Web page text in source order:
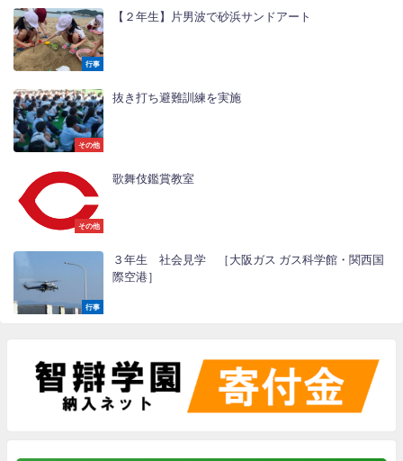
行事
【２年生】片男波で砂浜サンドアート
その他
抜き打ち避難訓練を実施
その他
歌舞伎鑑賞教室
行事
３年生 社会見学 ［大阪ガス ガス科学館・関西国
際空港］